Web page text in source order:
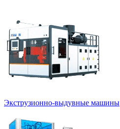
Экструзионно-выдувные машины